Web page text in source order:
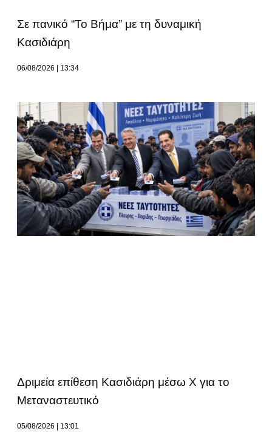
Σε πανικό “Το Βήμα” με τη δυναμική
Κασιδιάρη
06/08/2026 13:34
Δριμεία επίθεση Κασιδιάρη μέσω Χ για το
Μεταναστευτικό
05/08/2026 13:01